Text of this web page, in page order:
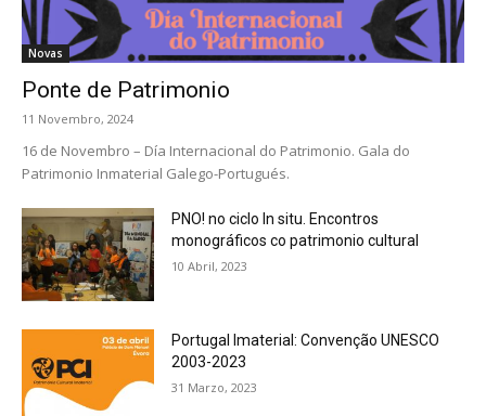
Novas
Ponte de Patrimonio
11 Novembro, 2024
16 de Novembro – Día Internacional do Patrimonio. Gala do
Patrimonio Inmaterial Galego-Portugués.
PNO! no ciclo In situ. Encontros
monográficos co patrimonio cultural
10 Abril, 2023
Portugal Imaterial: Convenção UNESCO
2003-2023
31 Marzo, 2023